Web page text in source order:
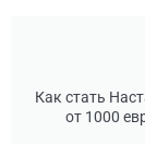
Как стать
от 1000